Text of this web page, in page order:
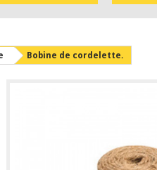
Bobine de cordelette.